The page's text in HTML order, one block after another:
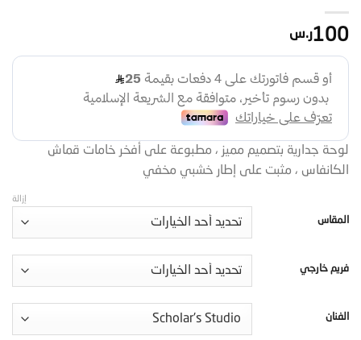
100ر.س
لوحة جدارية بتصميم مميز ، مطبوعة على أفخر خامات قماش
الكانفاس ، مثبت على إطار خشبي مخفي
المقاس
فريم خارجي
الفنان
إزالة